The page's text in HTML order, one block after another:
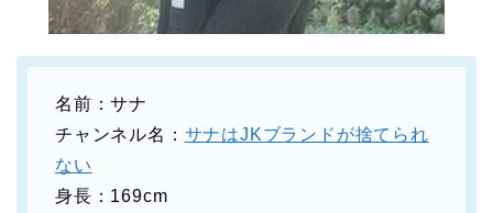
名前：サナ
チャンネル名： サナはJKブランドが捨てられ
ない
身長：169cm